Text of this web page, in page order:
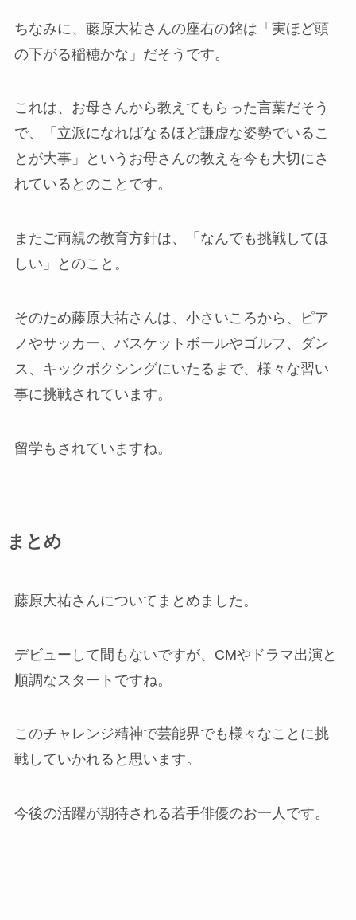
ちなみに、藤原大祐さんの座右の銘は「実ほど頭
の下がる稲穂かな」だそうです。
これは、お母さんから教えてもらった言葉だそう
で、「立派になればなるほど謙虚な姿勢でいるこ
とが大事」というお母さんの教えを今も大切にさ
れているとのことです。
またご両親の教育方針は、「なんでも挑戦してほ
しい」とのこと。
そのため藤原大祐さんは、小さいころから、ピア
ノやサッカー、バスケットボールやゴルフ、ダン
ス、キックボクシングにいたるまで、様々な習い
事に挑戦されています。
留学もされていますね。
まとめ
藤原大祐さんについてまとめました。
デビューして間もないですが、CMやドラマ出演と
順調なスタートですね。
このチャレンジ精神で芸能界でも様々なことに挑
戦していかれると思います。
今後の活躍が期待される若手俳優のお一人です。